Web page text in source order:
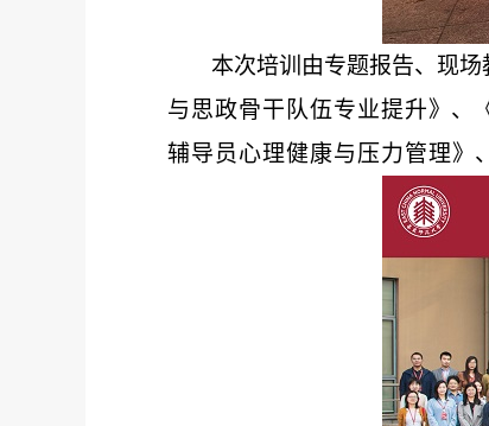
本次培训由专题报告、现场
与思政骨干队伍专业提升》、
辅导员心理健康与压力管理》